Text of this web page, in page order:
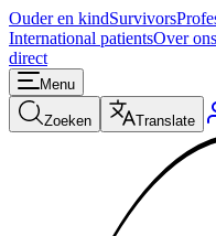
Ouder en kindSurvivors
International patientsOver ons
direct
Menu
Zoeken Translate